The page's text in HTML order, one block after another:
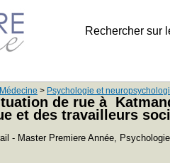
Rechercher sur
> Psychologie et
de rue à
et des travailleurs
- Master Premiere Année,